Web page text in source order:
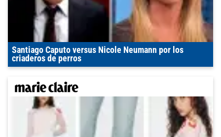
Santiago Caputo versus Nicole Neumann por los
criaderos de perros